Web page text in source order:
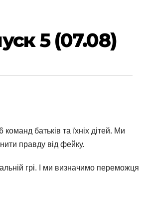
5 (07.08)
батьків та їхніх дітей. Ми
правду від фейку.
грі. І ми визначимо переможця